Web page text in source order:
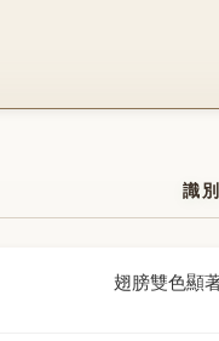
識別
翅膀雙色顯